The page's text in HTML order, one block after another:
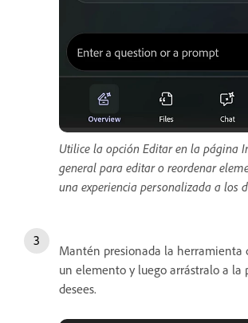
Utilice la opción Editar en la página
general para editar o reordenar
una experiencia personalizada a los
Mantén presionada la herramienta
un elemento y luego arrástralo a la
desees.